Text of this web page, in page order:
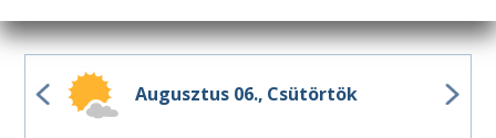
Augusztus 06. Csütörtök